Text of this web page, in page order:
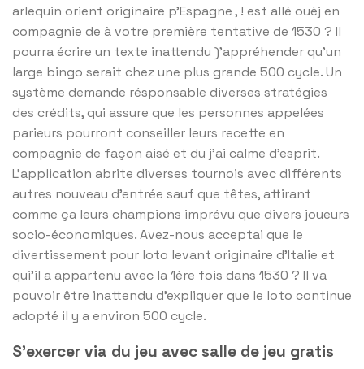
arlequin orient originaire p’Espagne , ! est allé ouèj en
compagnie de à votre première tentative de 1530 ? Il
pourra écrire un texte inattendu )’appréhender qu’un
large bingo serait chez une plus grande 500 cycle. Un
système demande résponsable diverses stratégies
des crédits, qui assure que les personnes appelées
parieurs pourront conseiller leurs recette en
compagnie de façon aisé et du j’ai calme d’esprit.
L’application abrite diverses tournois avec différents
autres nouveau d’entrée sauf que têtes, attirant
comme ça leurs champions imprévu que divers joueurs
socio-économiques. Avez-nous acceptai que le
divertissement pour loto levant originaire d’Italie et
qui’il a appartenu avec la 1ère fois dans 1530 ? Il va
pouvoir être inattendu d’expliquer que le loto continue
adopté il y a environ 500 cycle.
S’exercer via du jeu avec salle de jeu gratis